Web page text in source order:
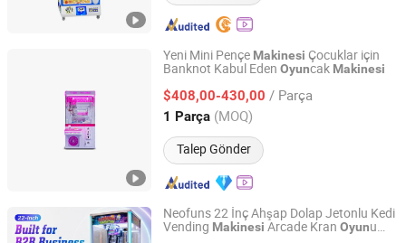
Yeni Mini Pençe Makinesi Çocuklar için
Banknot Kabul Eden Oyuncak Makinesi
$408,00-430,00 / Parça
1 Parça (MOQ)
Talep Gönder
Guangzhou Zhuoman Animation Technology Co., Ltd.
Guangdong, China Fiyat 2025
Neofuns 22 İnç Ahşap Dolap Jetonlu Kedi
Vending Makinesi Arcade Kran Oyunu
NEOFUNS AMUSEMENT EQUIPMENT CO.LTD.